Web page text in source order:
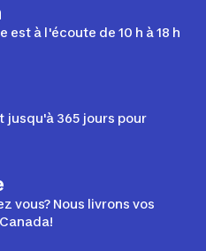
est à l'écoute de 10 h à 18 h
jusqu'à 365 jours pour
vous? Nous livrons vos